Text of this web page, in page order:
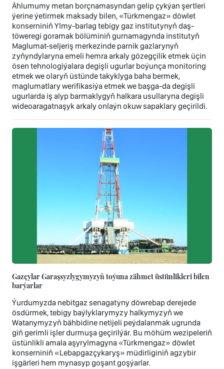
Ählumumy metan borçnamasyndan gelip çykýan şertleri
ýerine ýetirmek maksady bilen, «Türkmengaz» döwlet
konserniniň Ylmy-barlag tebigy gaz institutynyň daş-
töweregi goramak bölüminiň gurnamagynda institutyň
Maglumat-seljeriş merkezinde parnik gazlarynyň
zyňyndylaryna emeli hemra arkaly gözegçilik etmek üçin
ösen tehnologiýalara degişli ugurlar boýunça monitoring
etmek we olaryň üstünde takyklyga baha bermek,
maglumatlary werifikasiýa etmek we başga-da degişli
ugurlarda iş alyp barmaklygyň halkara usullaryna degişli
wideoaragatnaşyk arkaly onlaýn okuw sapaklary geçirildi.
Gazçylar Garaşsyzlygymyzyň toýuna zähmet üstünlikleri bilen
barýarlar
Ýurdumyzda nebitgaz senagatyny döwrebap derejede
ösdürmek, tebigy baýlyklarymyzy halkymyzyň we
Watanymyzyň bähbidine netijeli peýdalanmak ugrunda
giň gerimli işler durmuşa geçirilýär. Bu möhüm wezipeleriň
üstünlikli amala aşyrylmagyna «Türkmengaz» döwlet
konserniniň «Lebapgazçykaryş» müdirliginiň agzybir
işgärleri hem mynasyp goşant goşýarlar.